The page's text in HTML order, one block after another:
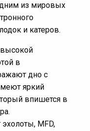
из мировых
и катеров.
высокой
в
дно с
яркий
впишется в
MFD,